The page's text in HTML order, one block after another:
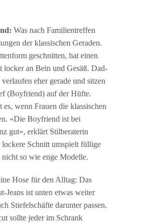
Was nach Familientreffen
der klassischen Geraden.
geschnitten, hat einen
locker an Bein und Gesäß. Dad-
eher gerade und sitzen
(Boyfriend) auf der Hüfte.
wenn Frauen die klassischen
«Die Boyfriend ist bei
gut», erklärt Stilberaterin
Schnitt umspielt füllige
nicht so wie enge Modelle.
Hose für den Alltag: Das
Jeans ist unten etwas weiter
Stiefelschäfte darunter passen.
sollte jeder im Schrank